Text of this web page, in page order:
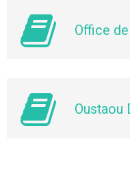
Office
Oustaou